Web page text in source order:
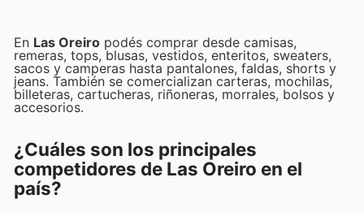
En Las Oreiro podés comprar desde camisas,
remeras, tops, blusas, vestidos, enteritos, sweaters,
sacos y camperas hasta pantalones, faldas, shorts y
jeans. También se comercializan carteras, mochilas,
billeteras, cartucheras, riñoneras, morrales, bolsos y
accesorios.
¿Cuáles son los principales
competidores de Las Oreiro en el
país?